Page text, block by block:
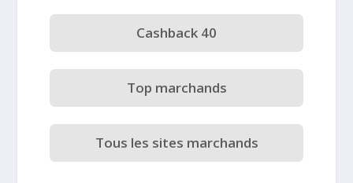
Cashback 40
Top marchands
Tous les sites marchands